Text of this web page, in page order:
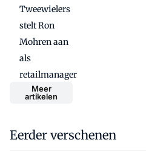
Tweewielers
stelt Ron
Mohren aan
als
retailmanager
Meer
artikelen
Eerder verschenen